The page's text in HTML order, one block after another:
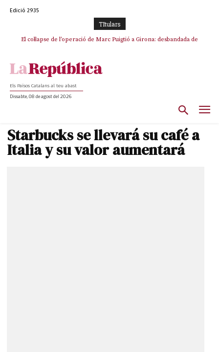
Edició 2935
TItulars
El col·lapse de l’operació de Marc Puigtió a Girona: desbandada de
L’ANC respon amb una mobilització a La Jonquera contra la
Els Països Catalans al teu abast
Dissabte, 08 de agost del 2026
Starbucks se llevará su café a
Italia y su valor aumentará